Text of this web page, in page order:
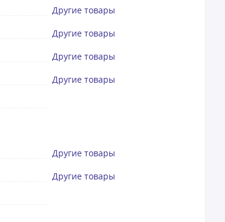
Другие товары
Другие товары
Другие товары
Другие товары
Другие товары
Другие товары